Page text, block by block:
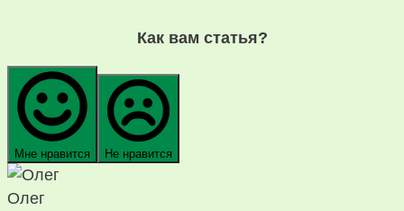
Как вам статья?
Мне нравится Не нравится
Олег